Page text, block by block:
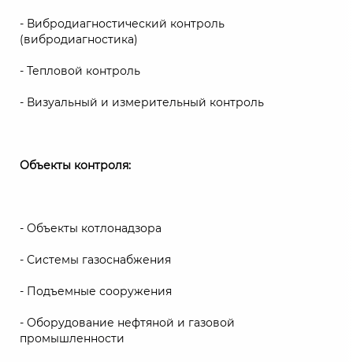
- Вибродиагностический контроль
(вибродиагностика)
- Тепловой контроль
- Визуальный и измерительный контроль
Объекты контроля:
- Объекты котлонадзора
- Системы газоснабжения
- Подъемные сооружения
- Оборудование нефтяной и газовой
промышленности